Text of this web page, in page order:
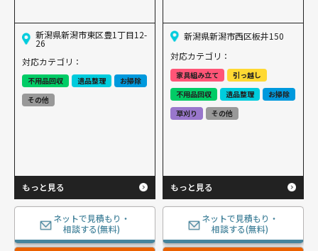
新潟県新潟市東区豊1丁目12-
26
対応カテゴリ：
不用品回収 遺品整理
お掃除
その他
もっと見る
ネットで見積もり・
相談する(無料)
新潟県新潟市西区板井150
対応カテゴリ：
家具組み立て
引っ越し
不用品回収
遺品整理
お掃除
草刈り
その他
もっと見る
ネットで見積もり・
相談する(無料)